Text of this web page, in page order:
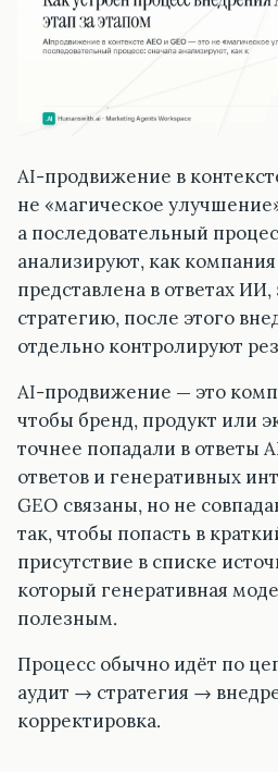
AI-продвижение в
не «магическое
а последовательный
анализируют, как
представлена в ответах
стратегию, после этого
отдельно контролируют
AI-продвижение — это
чтобы бренд, продукт или
точнее попадали в ответы
ответов и генеративных
GEO связаны, но не
так, чтобы попасть в
присутствие в списке
который генеративная
полезным.
Процесс обычно идёт по
аудит → стратегия →
корректировка.